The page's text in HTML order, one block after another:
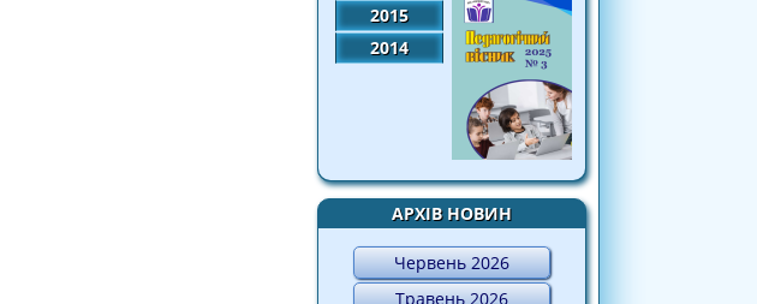
2015
2014
АРХІВ НОВИН
Червень 2026
Травень 2026